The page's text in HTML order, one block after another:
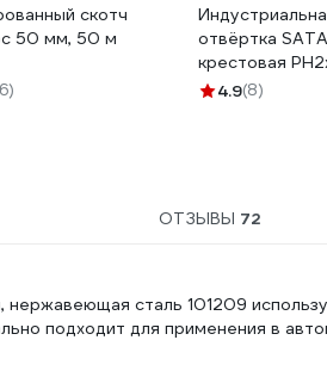
скотч
50 мм, 50 м
отвёртка SATA
крестовая
Эталонный
4.9(8)
ОТЗЫВЫ 72
сталь 101209
подходит для применения в